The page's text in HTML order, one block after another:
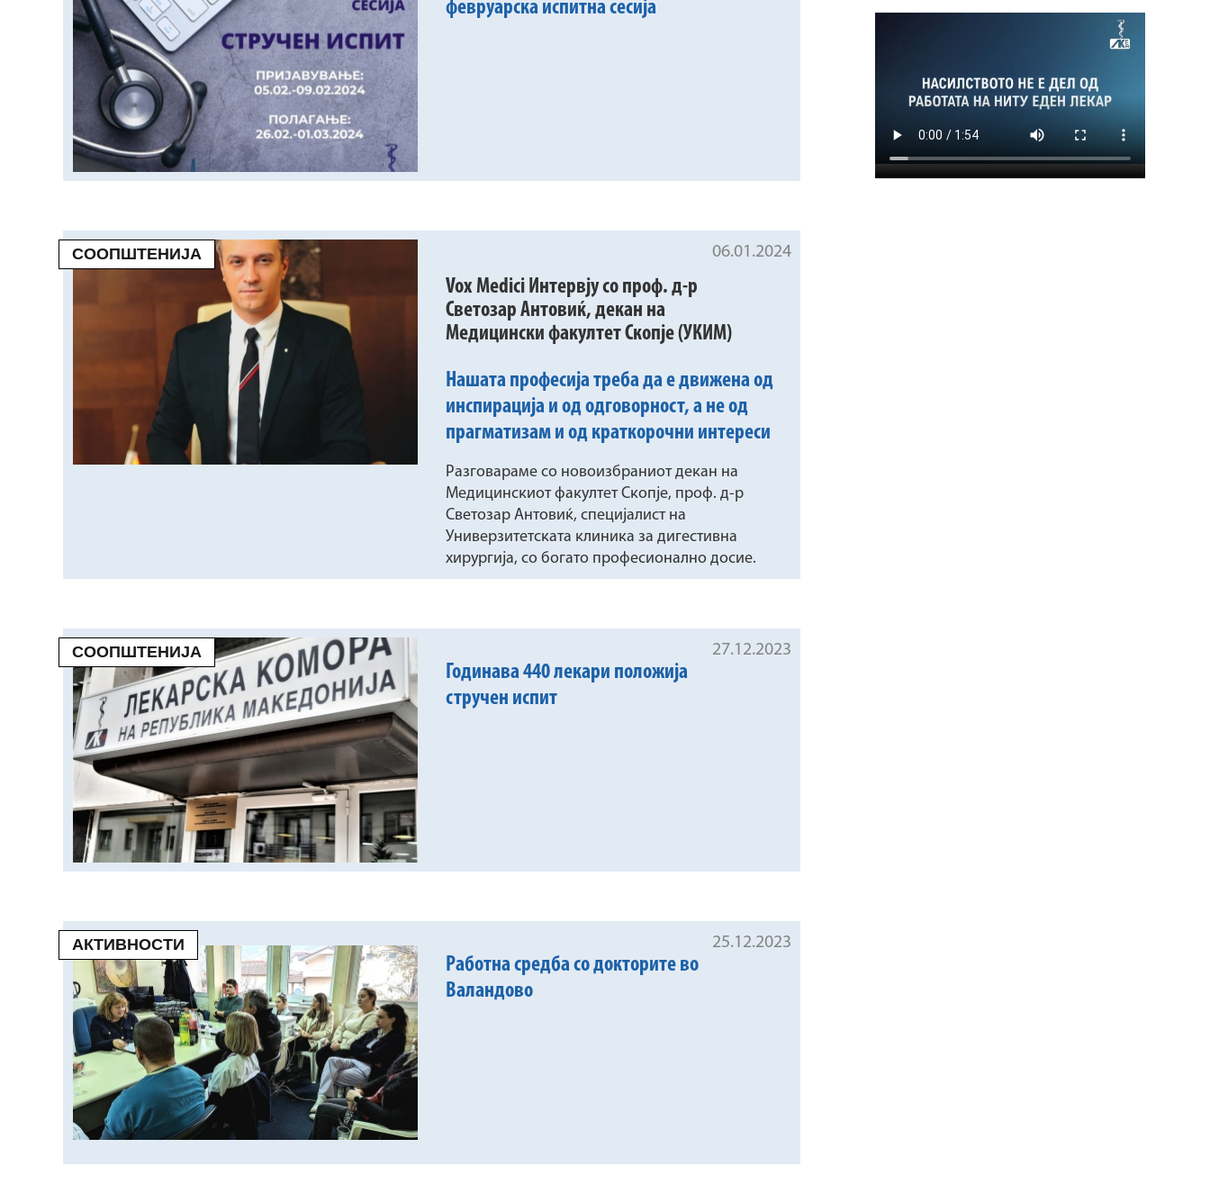
февруарска испитна сесија
СООПШТЕНИЈА 06.01.2024
Vox Medici Интервју со проф. д-р
Светозар Антовиќ, декан на
Медицински факултет Скопје (УКИМ)
Нашата професија треба да е движена од
инспирација и од одговорност, а не од
прагматизам и од краткорочни интереси
Разговараме со новоизбраниот декан на
Медицинскиот факултет Скопје, проф. д‐р
Светозар Антовиќ, специјалист на
Универзитетската клиника за дигестивна
хирургија, со богато професионално досие.
СООПШТЕНИЈА 27.12.2023
Годинава 440 лекари положија
стручен испит
АКТИВНОСТИ 25.12.2023
Работна средба со докторите во
Валандово